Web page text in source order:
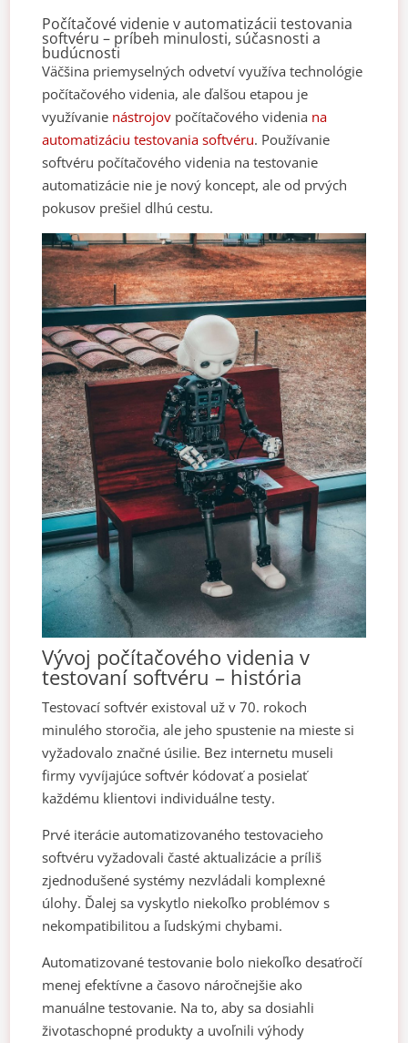
Počítačové videnie v automatizácii testovania
softvéru – príbeh minulosti, súčasnosti a
budúcnosti
Väčšina priemyselných odvetví využíva technológie
počítačového videnia, ale ďalšou etapou je
využívanie nástrojov počítačového videnia na
automatizáciu testovania softvéru. Používanie
softvéru počítačového videnia na testovanie
automatizácie nie je nový koncept, ale od prvých
pokusov prešiel dlhú cestu.
Vývoj počítačového videnia v
testovaní softvéru – história
Testovací softvér existoval už v 70. rokoch
minulého storočia, ale jeho spustenie na mieste si
vyžadovalo značné úsilie. Bez internetu museli
firmy vyvíjajúce softvér kódovať a posielať
každému klientovi individuálne testy.
Prvé iterácie automatizovaného testovacieho
softvéru vyžadovali časté aktualizácie a príliš
zjednodušené systémy nezvládali komplexné
úlohy. Ďalej sa vyskytlo niekoľko problémov s
nekompatibilitou a ľudskými chybami.
Automatizované testovanie bolo niekoľko desaťročí
menej efektívne a časovo náročnejšie ako
manuálne testovanie. Na to, aby sa dosiahli
životaschopné produkty a uvoľnili výhody